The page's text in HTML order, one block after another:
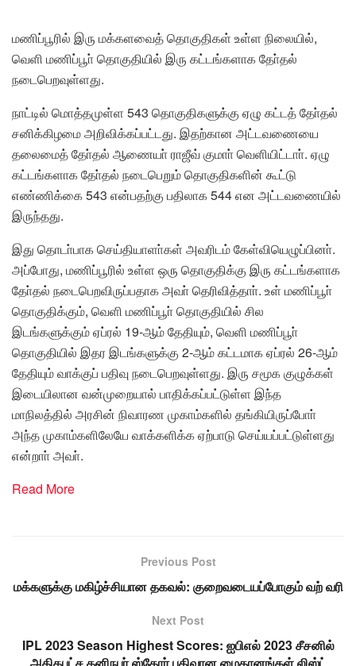
மணிப்பூரில் இரு மக்களவைத் தொகுதிகள் உள்ள நிலையில்,
வெளி மணிப்பூா் தொகுதியில் இரு கட்டங்களாக தோ்தல்
நடைபெறவுள்ளது.
நாட்டில் மொத்தமுள்ள 543 தொகுதிகளுக்கு ஏழு கட்டத் தோ்தல்
சனிக்கிழமை அறிவிக்கப்பட்டது. இதற்கான அட்டவணையை
தலைமைத் தோ்தல் ஆணையா் ராஜீவ் குமாா் வெளியிட்டாா். ஏழு
கட்டங்களாக தோ்தல் நடைபெறும் தொகுதிகளின் கூட்டு
எண்ணிக்கை 543 என்பதற்கு பதிலாக 544 என அட்டவணையில்
இருந்தது.
இது தொடா்பாக செய்தியாளா்கள் அவரிடம் கேள்வியெழுப்பினா்.
அப்போது, மணிப்பூரில் உள்ள ஒரு தொகுதிக்கு இரு கட்டங்களாக
தோ்தல் நடைபெறவிருப்பதாக அவா் தெரிவித்தாா். உள் மணிப்பூா்
தொகுதிக்கும், வெளி மணிப்பூா் தொகுதியில் சில
இடங்களுக்கும் ஏப்ரல் 19-ஆம் தேதியும், வெளி மணிப்பூா்
தொகுதியில் இதர இடங்களுக்கு 2-ஆம் கட்டமாக ஏப்ரல் 26-ஆம்
தேதியும் வாக்குப் பதிவு நடைபெறவுள்ளது. இரு சமூக குழுக்கள்
இடையிலான வன்முறையால் பாதிக்கப்பட்டுள்ள இந்த
மாநிலத்தில் அரசின் நிவாரண முகாம்களில் தங்கியிருப்போா்
அந்த முகாம்களிலேயே வாக்களிக்க ஏற்பாடு செய்யப்பட்டுள்ளது
என்றாா் அவா்.
Read More
Previous Post
மக்களுக்கு மகிழ்ச்சியான தகவல்: குறைவடையப்போகும் வற் வரி
Next Post
IPL 2023 Season Highest Scores: ஐபிஎல் 2023 சீசனில்
அதிகபட்ச தனிநபர் ஸ்கோர் பதிவான மைதானங்கள் லிஸ்ட்